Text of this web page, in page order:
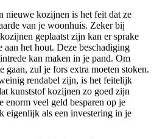
nieuwe kozijnen is het feit dat ze
van je woonhuis. Zeker bij
geplaatst zijn kan er sprake
het hout. Deze beschadiging
kan maken in je pand. Om
gaan, zul je fors extra moeten stoken.
rendabel zijn, is het feitelijk
kunststof kozijnen zo goed zijn
enorm veel geld besparen op je
eigenlijk als een investering in je